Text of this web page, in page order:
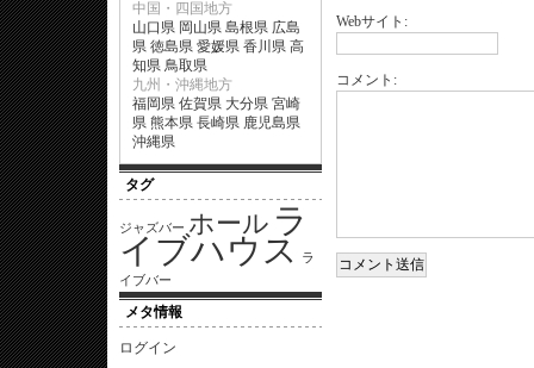
Webサイト:
コメント:
中国・四国地方
山口県 岡山県 島根県 広島
県 徳島県 愛媛県 香川県 高
知県 鳥取県
九州・沖縄地方
福岡県 佐賀県 大分県 宮崎
県 熊本県 長崎県 鹿児島県
沖縄県
タグ
ジャズバー ホール ラ
イブハウス
ラ
イブバー
メタ情報
ログイン